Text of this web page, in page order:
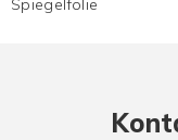
Spiegelfolie